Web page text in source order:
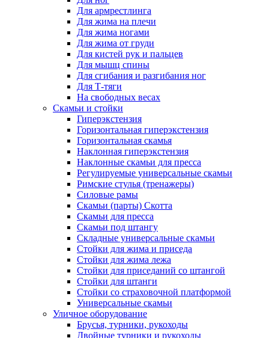
Для армрестлинга
Для жима на плечи
Для жима ногами
Для жима от груди
Для кистей рук и пальцев
Для мышц спины
Для сгибания и разгибания ног
Для Т-тяги
На свободных весах
Скамьи и стойки
Гиперэкстензия
Горизонтальная гиперэкстензия
Горизонтальная скамья
Наклонная гиперэкстензия
Наклонные скамьи для пресса
Регулируемые универсальные скамьи
Римские стулья (тренажеры)
Силовые рамы
Скамьи (парты) Скотта
Скамьи для пресса
Скамьи под штангу
Складные универсальные скамьи
Стойки для жима и приседа
Стойки для жима лежа
Стойки для приседаний со штангой
Стойки для штанги
Стойки со страховочной платформой
Универсальные скамьи
Уличное оборудование
Брусья, турники, рукоходы
Двойные турники и рукоходы